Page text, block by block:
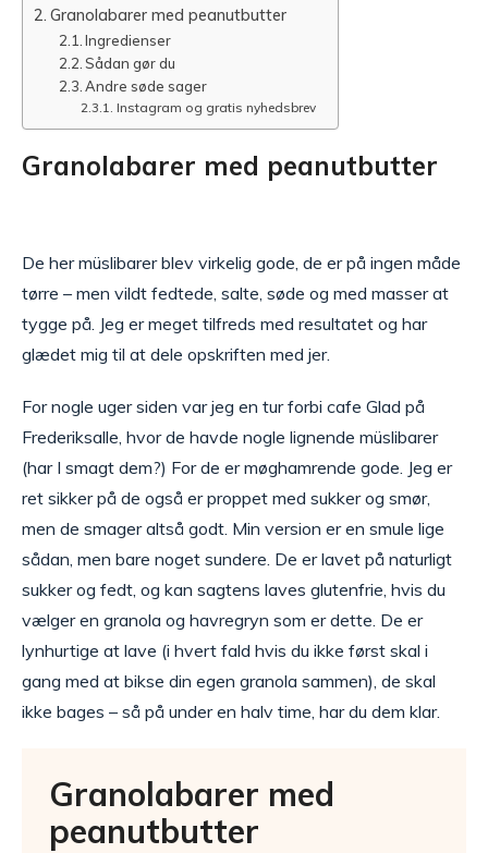
Granolabarer med peanutbutter
Ingredienser
Sådan gør du
Andre søde sager
Instagram og gratis nyhedsbrev
Granolabarer med peanutbutter
De her müslibarer blev virkelig gode, de er på ingen måde
tørre – men vildt fedtede, salte, søde og med masser at
tygge på. Jeg er meget tilfreds med resultatet og har
glædet mig til at dele opskriften med jer.
For nogle uger siden var jeg en tur forbi cafe Glad på
Frederiksalle, hvor de havde nogle lignende müslibarer
(har I smagt dem?) For de er møghamrende gode. Jeg er
ret sikker på de også er proppet med sukker og smør,
men de smager altså godt. Min version er en smule lige
sådan, men bare noget sundere. De er lavet på naturligt
sukker og fedt, og kan sagtens laves glutenfrie, hvis du
vælger en granola og havregryn som er dette. De er
lynhurtige at lave (i hvert fald hvis du ikke først skal i
gang med at bikse din egen granola sammen), de skal
ikke bages – så på under en halv time, har du dem klar.
Granolabarer med
peanutbutter